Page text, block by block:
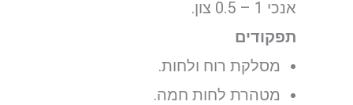
אנכי 1 – 0.5 צון.
תפקודים
מסלקת רוח ולחות.
מטהרת לחות חמה.